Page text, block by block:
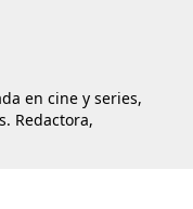
en cine y series,
Redactora,